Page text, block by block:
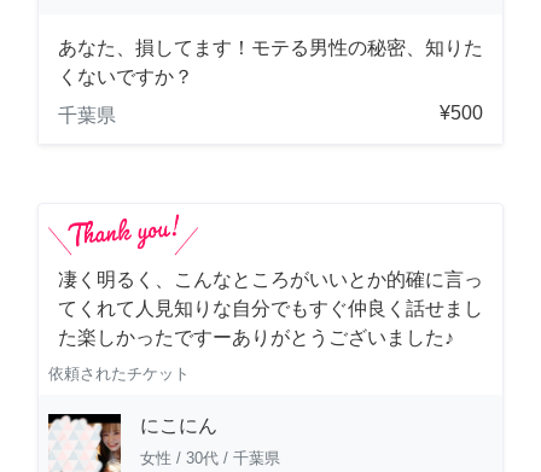
あなた、損してます！モテる男性の秘密、知りた
くないですか？
千葉県
¥500
凄く明るく、こんなところがいいとか的確に言っ
てくれて人見知りな自分でもすぐ仲良く話せまし
た楽しかったですーありがとうございました♪
依頼されたチケット
にこにん
女性 / 30代 / 千葉県